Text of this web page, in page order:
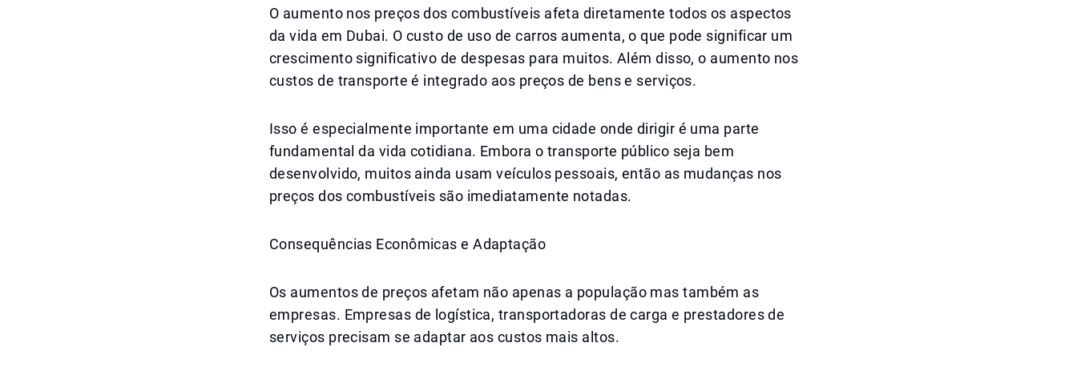
O aumento nos preços dos combustíveis afeta diretamente todos os aspectos
da vida em Dubai. O custo de uso de carros aumenta, o que pode significar um
crescimento significativo de despesas para muitos. Além disso, o aumento nos
custos de transporte é integrado aos preços de bens e serviços.
Isso é especialmente importante em uma cidade onde dirigir é uma parte
fundamental da vida cotidiana. Embora o transporte público seja bem
desenvolvido, muitos ainda usam veículos pessoais, então as mudanças nos
preços dos combustíveis são imediatamente notadas.
Consequências Econômicas e Adaptação
Os aumentos de preços afetam não apenas a população mas também as
empresas. Empresas de logística, transportadoras de carga e prestadores de
serviços precisam se adaptar aos custos mais altos.